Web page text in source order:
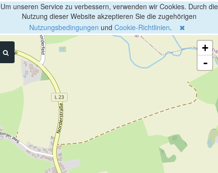
Um unseren Service zu verbessern, verwenden wir Cookies. Durch die
Nutzung dieser Website akzeptieren Sie die zugehörigen
Nutzungsbedingungen und Cookie-Richtlinien.
+
-